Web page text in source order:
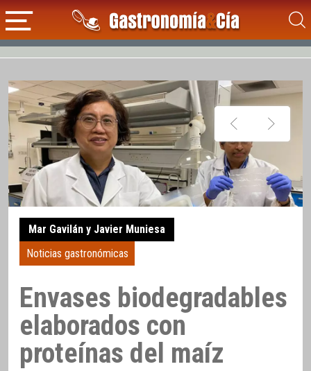
Mar Gavilán y Javier Muniesa
Noticias gastronómicas
Envases biodegradables
elaborados con
proteínas del maíz